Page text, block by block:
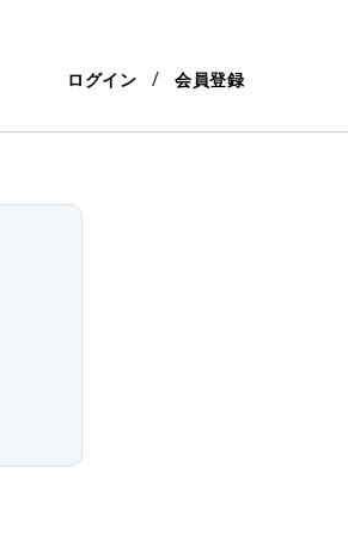
ログイン 会員登録